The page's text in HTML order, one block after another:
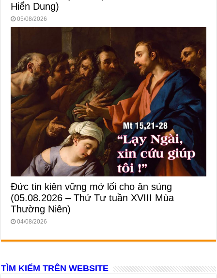
Hiển Dung)
05/08/2026
Đức tin kiên vững mở lối cho ân sủng
(05.08.2026 – Thứ Tư tuần XVIII Mùa
Thường Niên)
04/08/2026
TÌM KIẾM TRÊN WEBSITE